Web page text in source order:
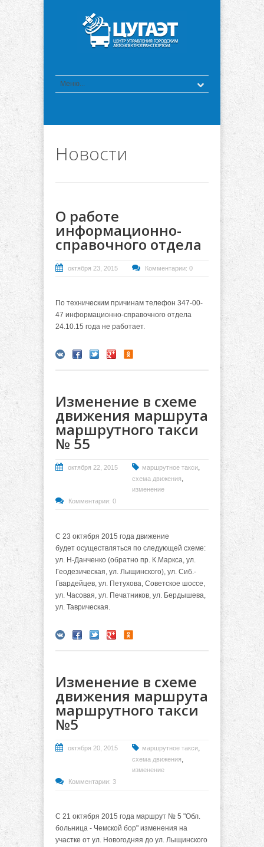
Новости
О работе
информационно-
справочного отдела
октября 23, 2015 Комментарии: 0
По техническим причинам телефон 347-00-
47 информационно-справочного отдела
24.10.15 года не работает.
Изменение в схеме
движения маршрута
маршрутного такси
№ 55
октября 22, 2015 маршрутное такси,
схема движения,
изменение
Комментарии: 0
С 23 октября 2015 года движение
будет осуществляться по следующей схеме:
ул. Н-Данченко (обратно пр. К.Маркса, ул.
Геодезическая, ул. Лыщинского), ул. Сиб.-
Гвардейцев, ул. Петухова, Советское шоссе,
ул. Часовая, ул. Печатников, ул. Бердышева,
ул. Таврическая.
Изменение в схеме
движения маршрута
маршрутного такси
№5
октября 20, 2015 маршрутное такси
схема движения
изменение
Комментарии: 3
С 21 октября 2015 года маршрут № 5 "Обл.
больница - Чемской бор" изменения на
участке от ул. Новогодняя до ул. Лыщинского